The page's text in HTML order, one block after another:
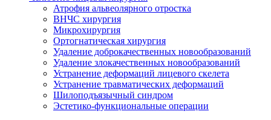
Атрофия альвеолярного отростка
ВНЧС хирургия
Микрохирургия
Ортогнатическая хирургия
Удаление доброкачественных новообразований
Удаление злокачественных новообразований
Устранение деформаций лицевого скелета
Устранение травматических деформаций
Шилоподъязычный синдром
Эстетико-функциональные операции